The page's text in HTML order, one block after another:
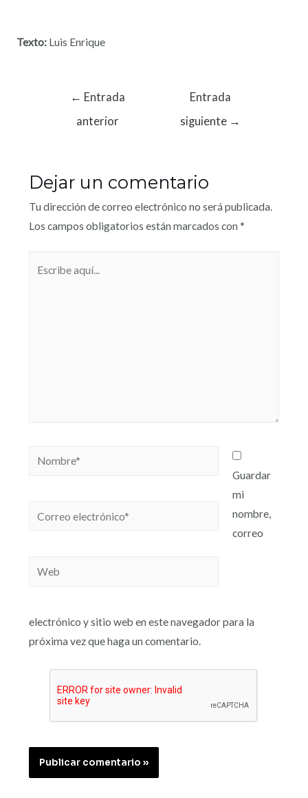
Texto: Luis Enrique
← Entrada
anterior
Entrada
siguiente →
Dejar un comentario
Tu dirección de correo electrónico no será publicada.
Los campos obligatorios están marcados con *
Guardar
mi
nombre,
correo
electrónico y sitio web en este navegador para la
próxima vez que haga un comentario.